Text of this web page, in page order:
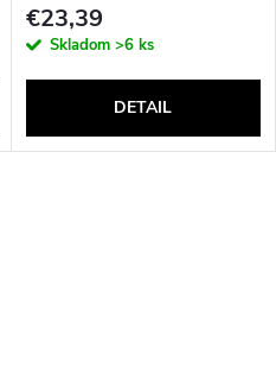
€23,39
Skladom >6 ks
DETAIL